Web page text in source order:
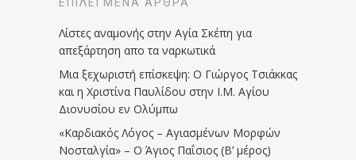
Λίστες αναμονής στην Αγία Σκέπη για
απεξάρτηση απο τα ναρκωτικά
Μια ξεχωριστή επίσκεψη: Ο Γιώργος Τσιάκκας
και η Χριστίνα Παυλίδου στην Ι.Μ. Αγίου
Διονυσίου εν Ολύμπω
«Καρδιακός Λόγος – Αγιασμένων Μορφών
Νοσταλγία» – Ο Άγιος Παΐσιος (Β’ μέρος)